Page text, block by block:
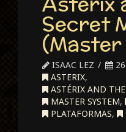
Secret
(Master
ISAAC LEZ
ASTERIX,
ASTÉRIX AND
MASTER SYSTEM,
PLATAFORMAS,